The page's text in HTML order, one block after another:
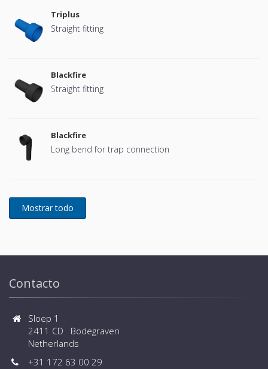
Triplus
Straight fitting
Blackfire
Straight fitting
Blackfire
Long bend for trap connection
Contacto
Sloep 1
2411 CD Bodegraven
Netherlands
+31 172 63 00 29